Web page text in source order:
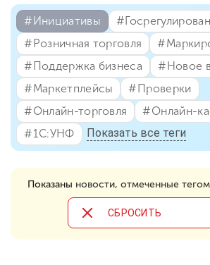
#⁣Инициативы
#⁣Розничная торговля
#⁣Поддержка бизнеса
#⁣Новое
#⁣Маркетплейсы
#⁣Проверки
#⁣Онлайн-торговля
#⁣Онлайн-
#⁣1С:УНФ
Показать все теги
Показаны новости, отмеченные
CБРОСИТЬ